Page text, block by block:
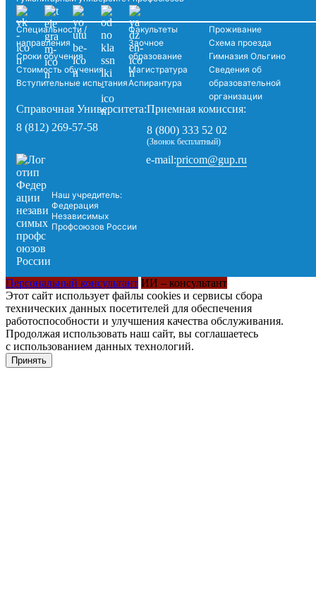
Специальности /
направления
Сроки обучения
Стоимость обучения
Вступительные испытания
Факультеты
Заочное
образование
Магистратура
Аспирантура
Проживание
Схема проезда
Гимназия Ольгино
Сведения об
образовательной
организации
Справочная Университета:
8 (812) 269-57-58
Приемная комиссия:
8 (800) 333 52 02
(Звонок бесплатный)
Наш учредитель:
Федерация
Независимых
Профсоюзов России
e-mail:pricom@gup.ru
Персональный консультант ИИ – консультант
Этот сайт использует файлы cookies и сервисы сбора
технических данных посетителей для обеспечения
работоспособности и улучшения качества обслуживания.
Продолжая использовать наш сайт, вы соглашаетесь
с использованием данных технологий.
Принять